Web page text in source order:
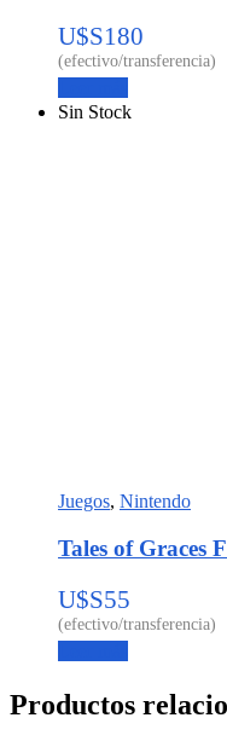
U$S180
Sin Stock
Juegos, Nintendo
Tales of Graces
U$S55
Productos